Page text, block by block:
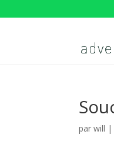
parwill |